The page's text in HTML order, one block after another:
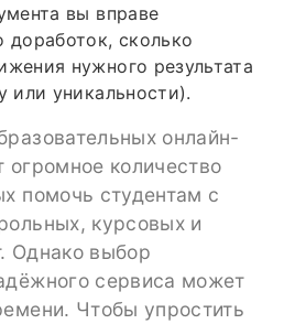
вы вправе
доработок, сколько
нужного результата
или уникальности).
онлайн-
огромное количество
помочь студентам с
курсовых и
Однако выбор
сервиса может
Чтобы упростить